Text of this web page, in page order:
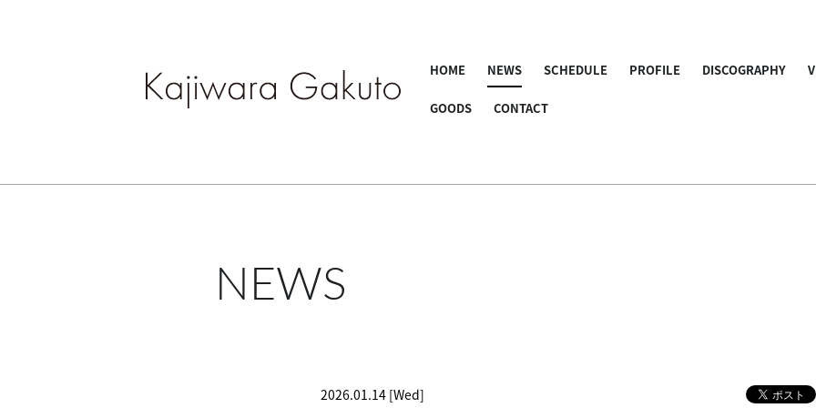
HOME NEWS SCHEDULE PROFILE DISCOGRAPHY
GOODS CONTACT
NEWS
2026.01.14 [Wed]